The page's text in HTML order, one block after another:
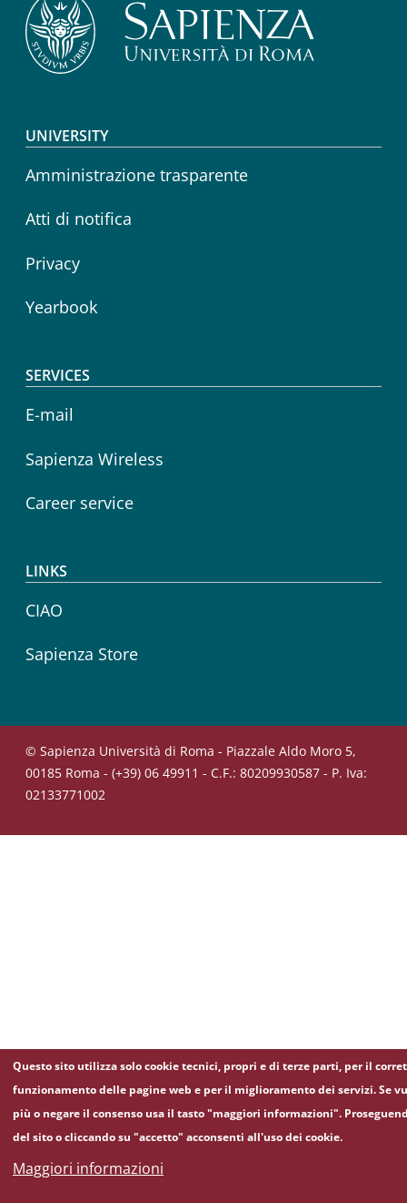
Footer menu
UNIVERSITY
Amministrazione trasparente
Atti di notifica
Privacy
Yearbook
SERVICES
E-mail
Sapienza Wireless
Career service
LINKS
CIAO
Sapienza Store
© Sapienza Università di Roma - Piazzale Aldo Moro 5,
00185 Roma - (+39) 06 49911 - C.F.: 80209930587 - P. Iva:
02133771002
Questo sito utilizza solo cookie tecnici, propri e di terze parti, per il
funzionamento delle pagine web e per il miglioramento dei servizi. Se
più o negare il consenso usa il tasto "maggiori informazioni".
del sito o cliccando su "accetto" acconsenti all'uso dei cookie.
Maggiori informazioni